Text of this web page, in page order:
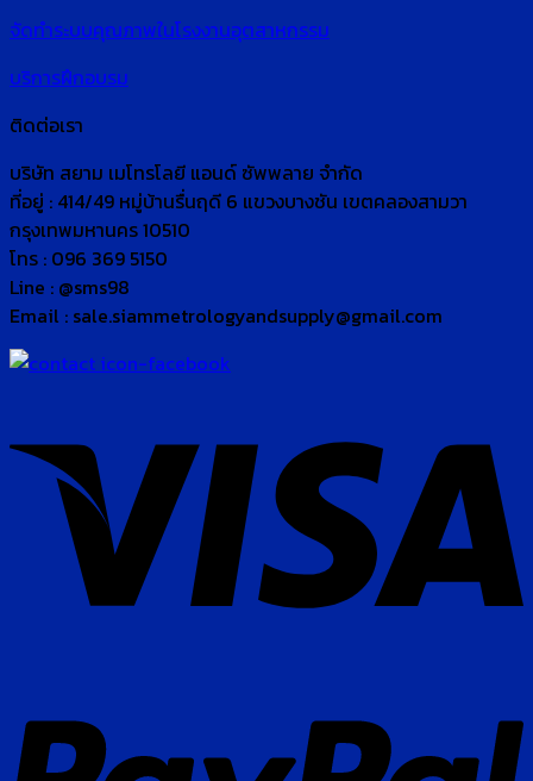
จัดทำระบบคุณภาพในโรงงานอุตสาหกรรม
บริการฝึกอบรม
ติดต่อเรา
บริษัท สยาม เมโทรโลยี แอนด์ ซัพพลาย จำกัด
ที่อยู่ : 414/49 หมู่บ้านรื่นฤดี 6 แขวงบางชัน เขตคลองสามวา
กรุงเทพมหานคร 10510
โทร : 096 369 5150
Line : @sms98
Email : sale.siammetrologyandsupply@gmail.com